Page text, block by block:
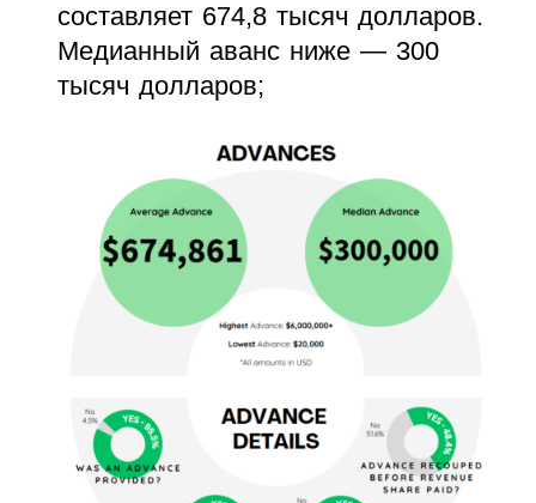
составляет 674,8 тысяч долларов.
Медианный аванс ниже — 300
тысяч долларов;